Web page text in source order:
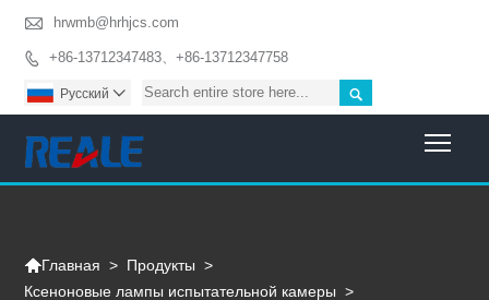
 hrwmb@hrhjcs.com
 +86-13712347483、+86-13712347758

Pусский 
Главная > Продукты >
Ксеноновые лампы испытательной камеры >